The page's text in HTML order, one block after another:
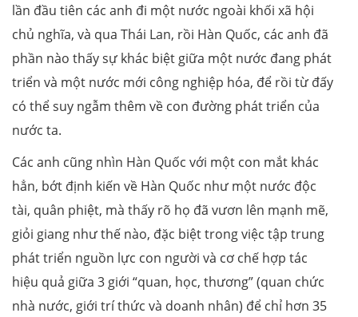
lần đầu tiên các anh đi một nước ngoài khối xã hội
chủ nghĩa, và qua Thái Lan, rồi Hàn Quốc, các anh đã
phần nào thấy sự khác biệt giữa một nước đang phát
triển và một nước mới công nghiệp hóa, để rồi từ đấy
có thể suy ngẫm thêm về con đường phát triển của
nước ta.
Các anh cũng nhìn Hàn Quốc với một con mắt khác
hẳn, bớt định kiến về Hàn Quốc như một nước độc
tài, quân phiệt, mà thấy rõ họ đã vươn lên mạnh mẽ,
giỏi giang như thế nào, đặc biệt trong việc tập trung
phát triển nguồn lực con người và cơ chế hợp tác
hiệu quả giữa 3 giới “quan, học, thương” (quan chức
nhà nước, giới trí thức và doanh nhân) để chỉ hơn 35